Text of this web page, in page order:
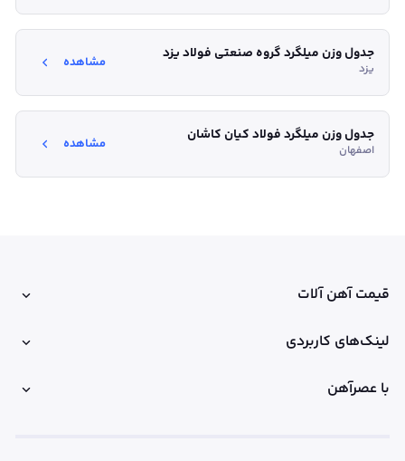
جدول وزن میلگرد گروه صنعتی فولاد یزد
یزد مشاهده
جدول وزن میلگرد فولاد کیان کاشان
اصفهان مشاهده
قیمت آهن آلات
لینک‌های کاربردی
با عصرآهن